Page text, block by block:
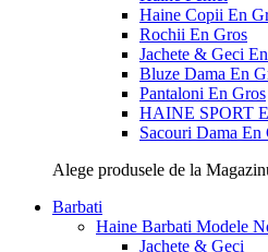
Haine Copii En
Rochii En Gros
Jachete & Geci
Bluze Dama En
Pantaloni En Gros
HAINE SPORT
Sacouri Dama En
Alege produsele de la
Barbati
Haine Barbati Modele
Jachete & Geci